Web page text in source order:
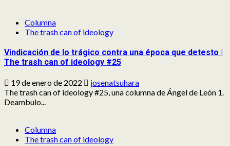
Columna
The trash can of ideology
Vindicación de lo trágico contra una época que detesto |
The trash can of ideology #25
19 de enero de 2022
josenatsuhara
The trash can of ideology #25, una columna de Ángel de León 1.
Deambulo...
Columna
The trash can of ideology